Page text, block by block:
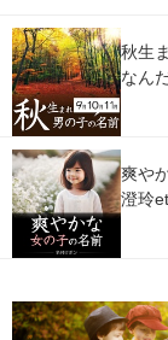
秋生
なん
爽や
澄玲